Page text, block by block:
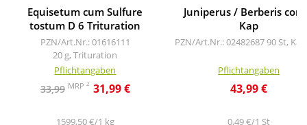
Equisetum cum Sulfure
tostum D 6 Trituration
PZN/Art.Nr.: 01616111
20 g, Trituration
Pflichtangaben
33,99 MRP 2 31,99 €
1599,50 €/1 kg
Juniperus / Berberis
Kap
PZN/Art.Nr.: 0248268790 St,
Pflichtangaben
43,99 €
0,49 €/1 St